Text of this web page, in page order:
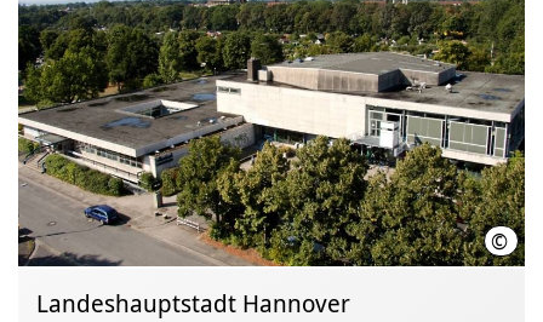
© LHH
Landeshauptstadt Hannover